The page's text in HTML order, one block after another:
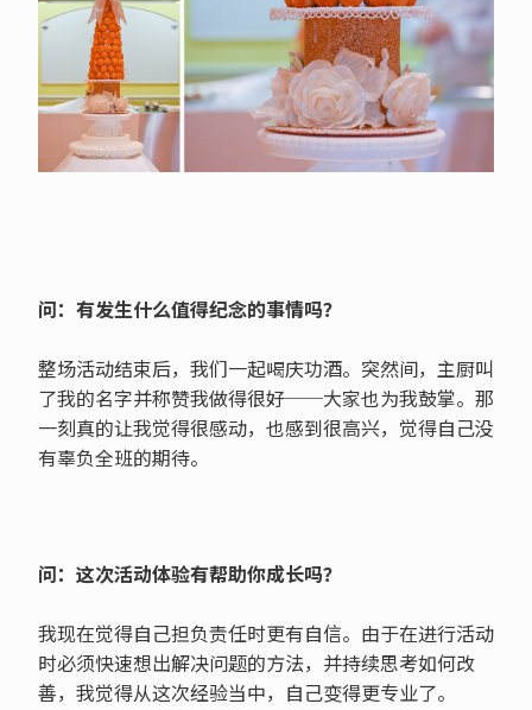
问：有发生什么值得纪念的事情吗？
整场活动结束后，我们一起喝庆功酒。突然间，主厨叫
了我的名字并称赞我做得很好──大家也为我鼓掌。那
一刻真的让我觉得很感动，也感到很高兴，觉得自己没
有辜负全班的期待。
问：这次活动体验有帮助你成长吗？
我现在觉得自己担负责任时更有自信。由于在进行活动
时必须快速想出解决问题的方法，并持续思考如何改
善，我觉得从这次经验当中，自己变得更专业了。